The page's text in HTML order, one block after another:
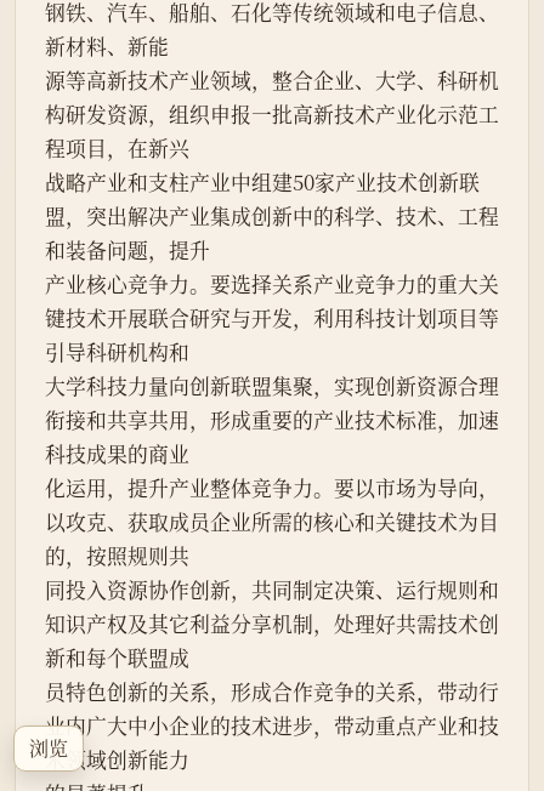
浏览
钢铁、汽车、船舶、石化等传统领域和电子信息、
新材料、新能
源等高新技术产业领域，整合企业、大学、科研机
构研发资源，组织申报一批高新技术产业化示范工
程项目，在新兴
战略产业和支柱产业中组建50家产业技术创新联
盟，突出解决产业集成创新中的科学、技术、工程
和装备问题，提升
产业核心竞争力。要选择关系产业竞争力的重大关
键技术开展联合研究与开发，利用科技计划项目等
引导科研机构和
大学科技力量向创新联盟集聚，实现创新资源合理
衔接和共享共用，形成重要的产业技术标准，加速
科技成果的商业
化运用，提升产业整体竞争力。要以市场为导向，
以攻克、获取成员企业所需的核心和关键技术为目
的，按照规则共
同投入资源协作创新，共同制定决策、运行规则和
知识产权及其它利益分享机制，处理好共需技术创
新和每个联盟成
员特色创新的关系，形成合作竞争的关系，带动行
业内广大中小企业的技术进步，带动重点产业和技
术领域创新能力